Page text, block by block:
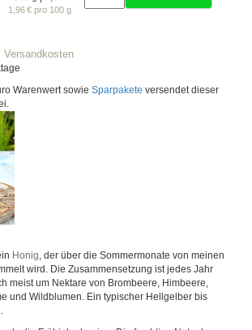
1,96 € pro 100 g
Warenwert sowie Sparpakete versendet dieser
Honig, der über die Sommermonate von meinen
wird. Die Zusammensetzung ist jedes Jahr
meist um Nektare von Brombeere, Himbeere,
und Wildblumen. Ein typischer Hellgelber bis